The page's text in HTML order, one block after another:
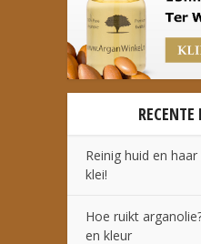
Reinig huid en
klei!
Hoe ruikt
en kleur